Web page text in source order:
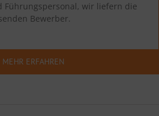
Führungspersonal, wir liefern die
Bewerber.
MEHR ERFAHREN